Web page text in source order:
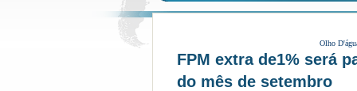
Olho
FPM extra de1% será
do mês de setembro